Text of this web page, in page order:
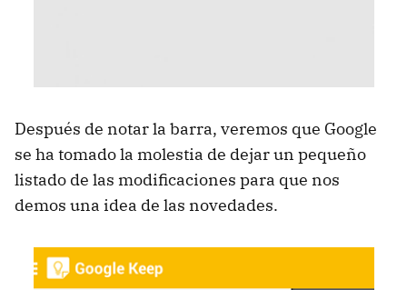
Después de notar la barra, veremos que Google
se ha tomado la molestia de dejar un pequeño
listado de las modificaciones para que nos
demos una idea de las novedades.